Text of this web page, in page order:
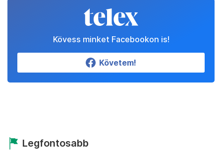
Kövess minket Facebookon is!
Követem!
Legfontosabb